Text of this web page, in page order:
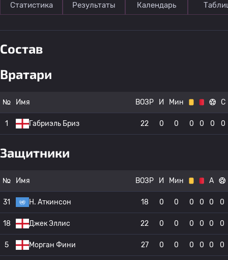
Статистика Результаты Календарь
Состав
Вратари
№ Имя ВОЗР И Мин С
1 Габриэль Бриз 22 0 0 0 0 0 0
Защитники
№ Имя ВОЗР И Мин А
31 H. Аткинсон 18 0 0 0 0 0 0
18 Джек Эллис 22 0 0 0 0 0 0
5 Морган Фини 27 0 0 0 0 0 0